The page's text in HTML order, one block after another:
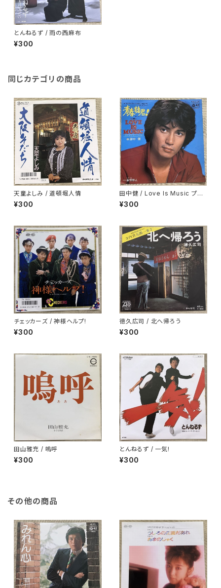
とんねるず / 雨の西麻布
¥300
同じカテゴリの商品
天童よしみ / 道頓堀人情
¥300
田中健 / Love Is Music プロ
モ
¥300
チェッカーズ / 神様ヘルプ!
¥300
徳久広司 / 北へ帰ろう
¥300
田山雅充 / 嗚呼
¥300
とんねるず / 一気!
¥300
その他の商品